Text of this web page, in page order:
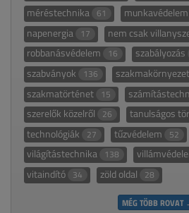
méréstechnika 61 munkavédelem
napenergia 17 nem csak
robbanásvédelem 16 szabályozás
szabványok 136 szakmakörnyezet
szakmatörténet 15
szerelők közelről 26 tanulságos
technológiák 27 tűzvédelem 52
világítástechnika 138
vitaindító 34 zöld oldal 28
MÉG TÖBB ROVAT